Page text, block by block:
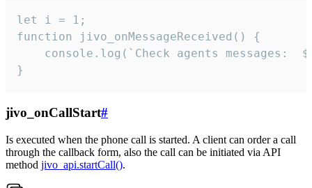
let i = 1;
function jivo_onMessageReceived() {
}
jivo_onCallStart#
Is executed when the phone call is started. A client can order a call
through the callback form, also the call can be initiated via API
method jivo_api.startCall().